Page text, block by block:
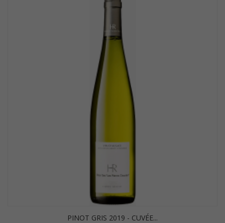
PINOT GRIS 2019 - CUVÉE...